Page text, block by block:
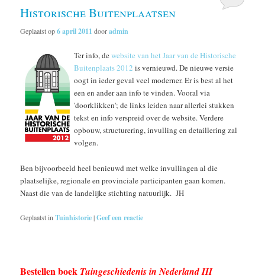
Historische Buitenplaatsen
Geplaatst op6 april 2011 dooradmin
Ter info, dewebsite van het Jaar van de Historische
Buitenplaats 2012 is vernieuwd. De nieuwe versie
oogt in ieder geval veel moderner. Er is best al het
een en ander aan info te vinden. Vooral via
'doorklikken'; de links leiden naar allerlei stukken
tekst en info verspreid over de website. Verdere
opbouw, structurering, invulling en detaillering zal
volgen.
Ben bijvoorbeeld heel benieuwd met welke invullingen al die
plaatselijke, regionale en provinciale participanten gaan komen.
Naast die van de landelijke stichting natuurlijk. JH
Geplaatst in Tuinhistorie|Geef een reactie
Bestellen boek Tuingeschiedenis in Nederland III